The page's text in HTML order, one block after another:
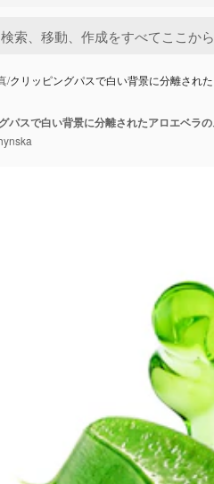
/クリッピングパスで白い背景に分離され